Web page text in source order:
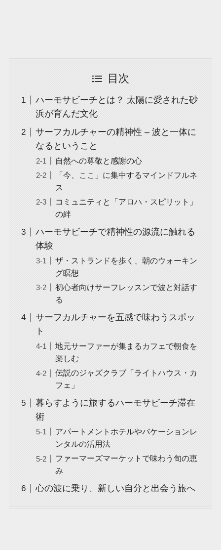
目次
ハーモサビーチとは？ 太陽に愛された砂
浜が育んだ文化
サーフカルチャーの精神性 – 波と一体に
なるということ
自然への尊敬と感謝の心
「今、ここ」に集中するマインドフルネ
ス
コミュニティと「アロハ・スピリット」
の絆
ハーモサビーチで精神性の源流に触れる
体験
ザ・ストランドを歩く、朝のウォーキン
グ瞑想
初心者向けサーフレッスンで波と対話す
る
サーフカルチャーを五感で味わうスポッ
ト
地元サーファーが集まるカフェで朝食を
楽しむ
伝説のジャズクラブ「ライトハウス・カ
フェ」
暮らすように旅するハーモサビーチ滞在
術
アパートメントホテルやバケーションレ
ンタルの活用法
ファーマーズマーケットで味わう旬の恵
み
心の波に乗り、新しい自分と出会う旅へ